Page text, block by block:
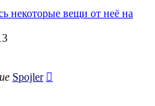
некоторые вещи от неё на
Spojler